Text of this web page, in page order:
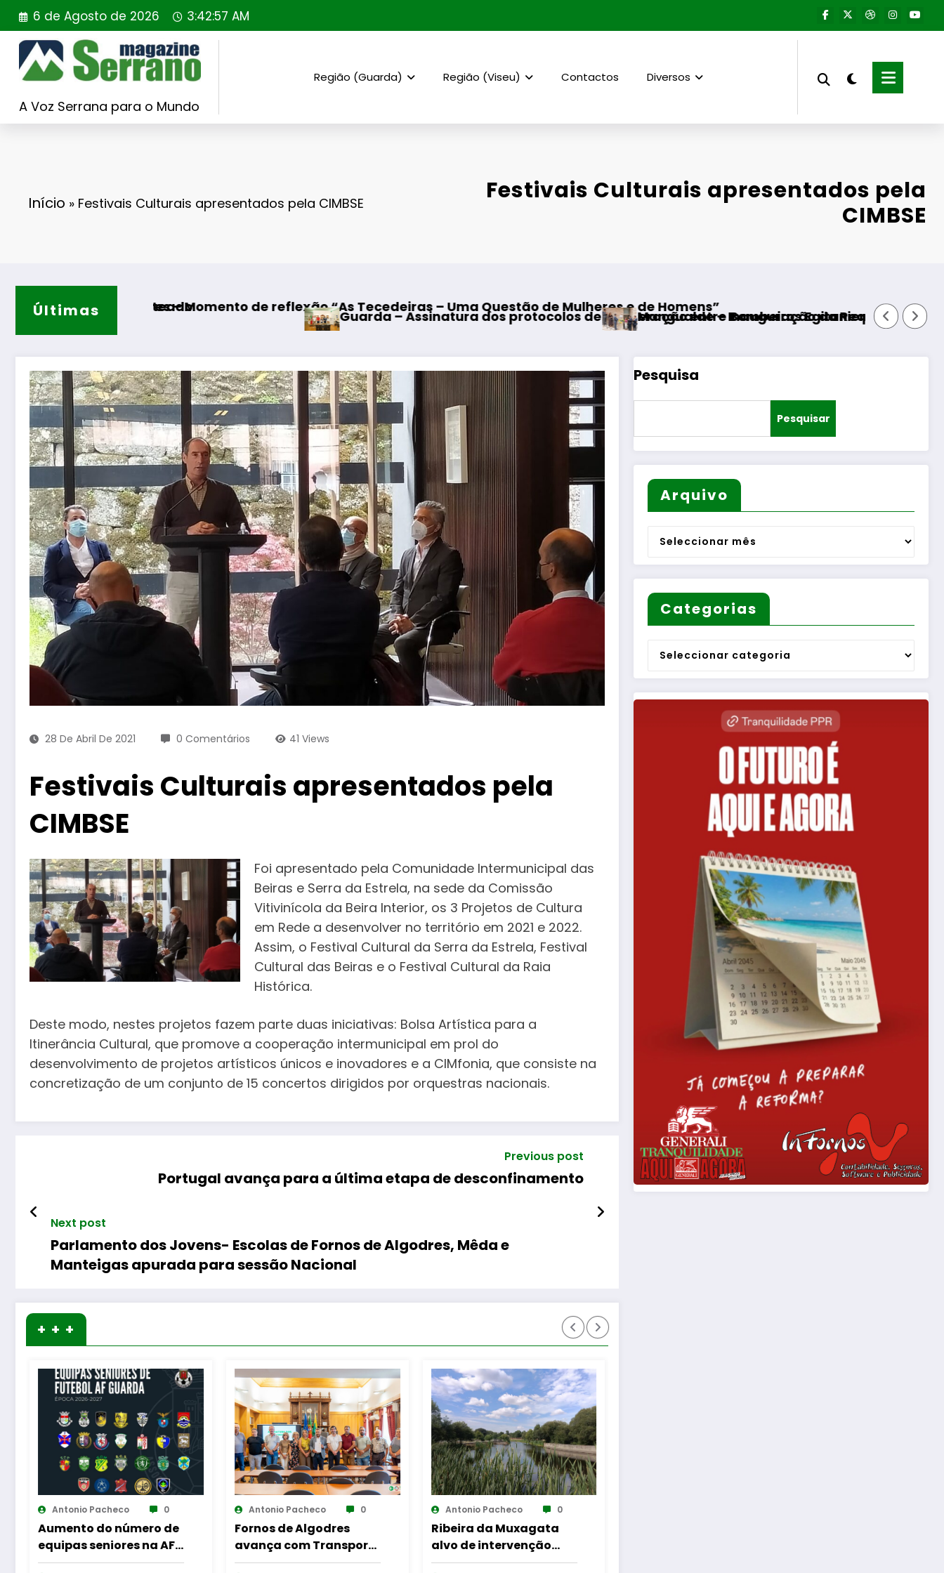
Saltar
para
conteúdo
6 de Agosto de 2026 3:42:59 AM
A Voz Serrana para o Mundo
Região (Guarda) Região (Viseu) Contactos Diversos
Início » Festivais Culturais apresentados pela CIMBSE
Festivais Culturais apresentados pela
CIMBSE
Últimas
– Momento de reflexão “As Tecedeiras – Uma Questão de Mulheres e de Homens”
Guarda – Assinatura dos protocolos de cooperação entre Bombeiros Egitanienses e diversas Freguesias
Mangualde – Inauguração da Requalificação do Bairro Municipal
Aumento do número
28 De Abril De 2021 0 Comentários 41 Views
Festivais Culturais apresentados pela
CIMBSE
Foi apresentado pela Comunidade Intermunicipal das
Beiras e Serra da Estrela, na sede da Comissão
Vitivinícola da Beira Interior, os 3 Projetos de Cultura
em Rede a desenvolver no território em 2021 e 2022.
Assim, o Festival Cultural da Serra da Estrela, Festival
Cultural das Beiras e o Festival Cultural da Raia
Histórica.
Deste modo, nestes projetos fazem parte duas iniciativas: Bolsa Artística para a
Itinerância Cultural, que promove a cooperação intermunicipal em prol do
desenvolvimento de projetos artísticos únicos e inovadores e a CIMfonia, que consiste na
concretização de um conjunto de 15 concertos dirigidos por orquestras nacionais.
Previous post
Portugal avança para a última etapa de desconfinamento
Next post
Parlamento dos Jovens- Escolas de Fornos de Algodres, Mêda e
Manteigas apurada para sessão Nacional
+ + +
Antonio Pacheco
Fornos de Algodres
avança com Transporte
Público Flexível para
Antonio Pacheco
Ribeira da Muxagata
alvo de intervenção
para reforçar a
Antonio Pacheco
Guarda desafia
amantes do BTT na
mítica Invernal Cidade
Pesquisa
Pesquisar
Arquivo
Arquivo
Categorias
Categorias